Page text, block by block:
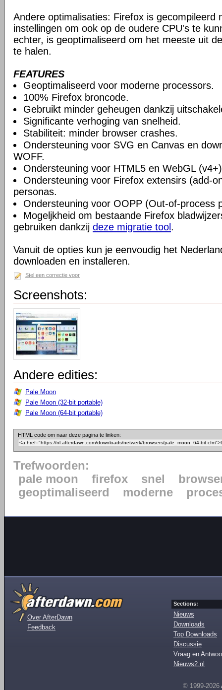
Andere optimalisaties: Firefox is gecompileerd
instellingen om ook op de oudere CPU's te
echter, is geoptimaliseerd om het meeste uit
te halen.
FEATURES
Geoptimaliseerd voor moderne processors.
100% Firefox broncode.
Gebruikt minder geheugen dankzij
Significante verhoging van snelheid.
Stabiliteit: minder browser crashes.
Ondersteuning voor SVG en Canvas en
WOFF.
Ondersteuning voor HTML5 en WebGL
Ondersteuning voor Firefox extensirs (add-
personas.
Ondersteuning voor OOPP (Out-of-process
Mogeljkheid om bestaande Firefox
gebruiken dankzij deze migratie tool .
Vanuit de opties kun je eenvoudig het
downloaden en installeren.
Stel een correctie voor
Screenshots:
Andere edities:
Pale Moon
Pale Moon (32-bit portable)
Pale Moon (64-bit portable)
HTML code om naar deze pagina te linken:
Trefwoorden:
pale moon
firefox snel
geoptimaliseerd
moderne
Over AfterDawn
Feedback
Sections:
Nieuws
Downloads
Top Downloads
Discussie
Vraag en
Nieuws2.nl
© 1999-2026